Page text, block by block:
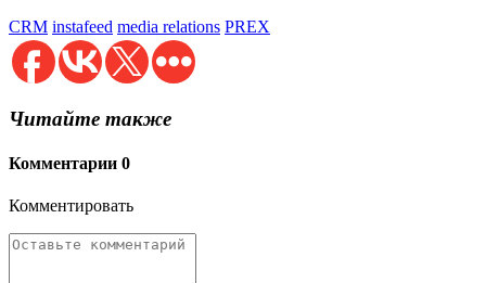
CRM instafeed media relations PREX
Читайте также
Комментарии 0
Комментировать